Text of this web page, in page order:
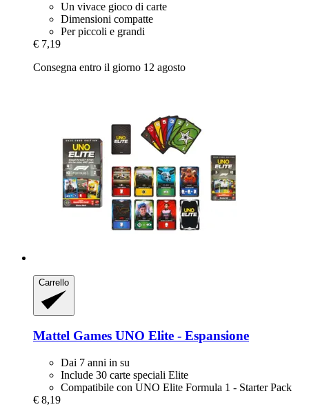
Un vivace gioco di carte
Dimensioni compatte
Per piccoli e grandi
€ 7,19
Consegna entro il giorno 12 agosto
Carrello
Mattel Games UNO Elite -​ Espansione
Dai 7 anni in su
Include 30 carte speciali Elite
Compatibile con UNO Elite Formula 1 - Starter Pack
€ 8,19